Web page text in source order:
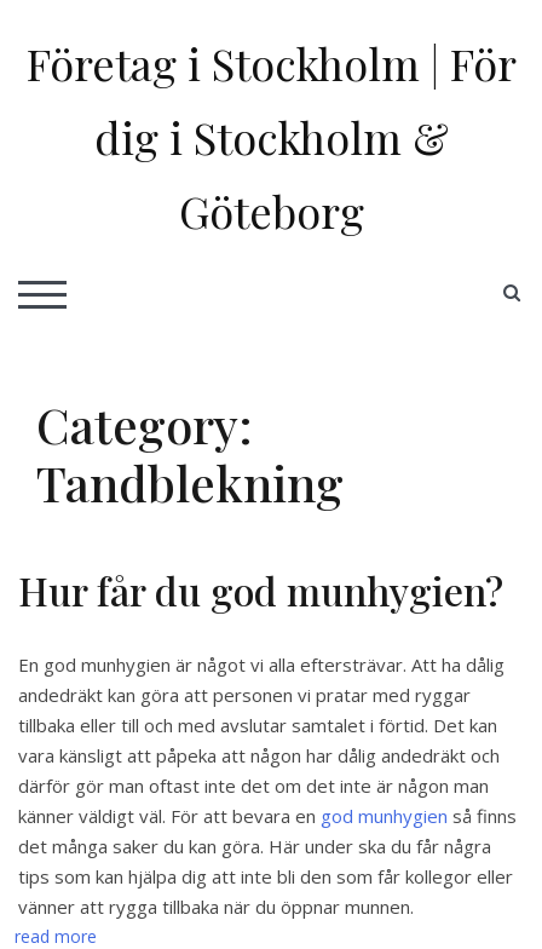
content
Företag i Stockholm | För
dig i Stockholm &
Göteborg
TOGGLE MOBILE MENU
Category:
Tandblekning
Hur får du god munhygien?
En god munhygien är något vi alla eftersträvar. Att ha dålig
andedräkt kan göra att personen vi pratar med ryggar
tillbaka eller till och med avslutar samtalet i förtid. Det kan
vara känsligt att påpeka att någon har dålig andedräkt och
därför gör man oftast inte det om det inte är någon man
känner väldigt väl. För att bevara en god munhygien så finns
det många saker du kan göra. Här under ska du får några
tips som kan hjälpa dig att inte bli den som får kollegor eller
vänner att rygga tillbaka när du öppnar munnen.
read more